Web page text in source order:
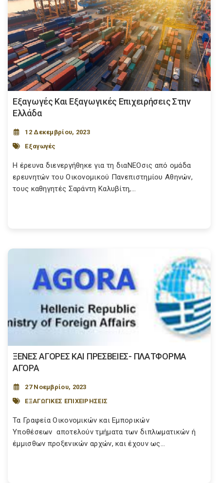
Εξαγωγές Και Εξαγωγικές Επιχειρήσεις Στην
Ελλάδα
12 Δεκεμβρίου, 2023
Εξαγωγές
Η έρευνα διενεργήθηκε για τη διαΝΕΟσις από ομάδα
ερευνητών του Οικονομικού Πανεπιστημίου Αθηνών,
τους καθηγητές Σαράντη Καλυβίτη,...
ΞΕΝΕΣ ΑΓΟΡΕΣ ΚΑΙ ΠΡΕΣΒΕΙΕΣ- ΠΛΑΤΦΟΡΜΑ
ΑΓΟΡΑ
27 Νοεμβρίου, 2023
ΕΞΑΓΩΓΙΚΕΣ ΕΠΙΧΕΙΡΗΣΕΙΣ
Τα Γραφεία Οικονομικών και Εμπορικών
Υποθέσεων αποτελούν τμήματα των διπλωματικών ή
έμμισθων προξενικών αρχών, και έχουν ως...